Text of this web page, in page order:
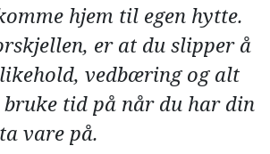
hjem til egen hytte.
er at du slipper å
vedbæring og alt
bruke tid på når du har din
vare på.